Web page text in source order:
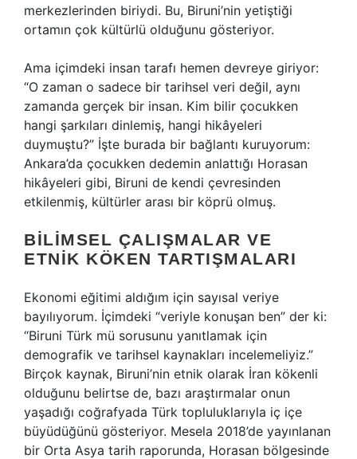
merkezlerinden biriydi. Bu, Biruni’nin yetiştiği
ortamın çok kültürlü olduğunu gösteriyor.
Ama içimdeki insan tarafı hemen devreye giriyor:
“O zaman o sadece bir tarihsel veri değil, aynı
zamanda gerçek bir insan. Kim bilir çocukken
hangi şarkıları dinlemiş, hangi hikâyeleri
duymuştu?” İşte burada bir bağlantı kuruyorum:
Ankara’da çocukken dedemin anlattığı Horasan
hikâyeleri gibi, Biruni de kendi çevresinden
etkilenmiş, kültürler arası bir köprü olmuş.
BILIMSEL ÇALIŞMALAR VE
ETNIK KÖKEN TARTIŞMALARI
Ekonomi eğitimi aldığım için sayısal veriye
bayılıyorum. İçimdeki “veriyle konuşan ben” der ki:
“Biruni Türk mü sorusunu yanıtlamak için
demografik ve tarihsel kaynakları incelemeliyiz.”
Birçok kaynak, Biruni’nin etnik olarak İran kökenli
olduğunu belirtse de, bazı araştırmalar onun
yaşadığı coğrafyada Türk topluluklarıyla iç içe
büyüdüğünü gösteriyor. Mesela 2018’de yayınlanan
bir Orta Asya tarih raporunda, Horasan bölgesinde